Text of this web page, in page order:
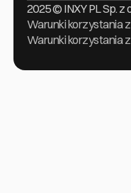
2025 © INXY PL Sp.
Warunki korzystania z
Warunki korzystania z